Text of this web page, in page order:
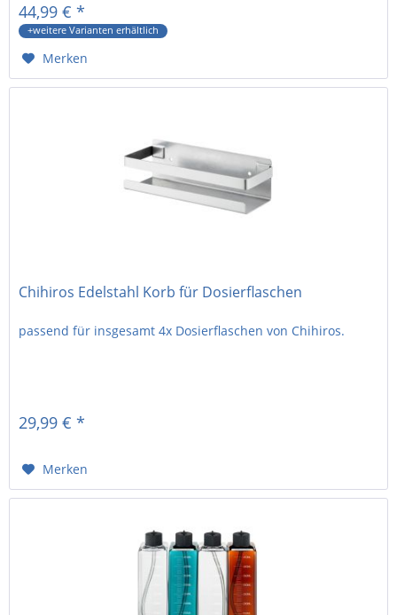
44,99 € *
+weitere Varianten erhältlich
Merken
Chihiros Edelstahl Korb für Dosierflaschen
passend für insgesamt 4x Dosierflaschen von Chihiros.
29,99 € *
Merken